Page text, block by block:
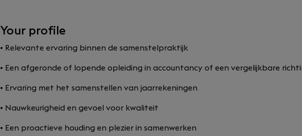
Your profile
• Relevante ervaring binnen de samenstelpraktijk
• Een afgeronde of lopende opleiding in accountancy of een vergelijkbare
• Ervaring met het samenstellen van jaarrekeningen
• Nauwkeurigheid en gevoel voor kwaliteit
• Een proactieve houding en plezier in samenwerken